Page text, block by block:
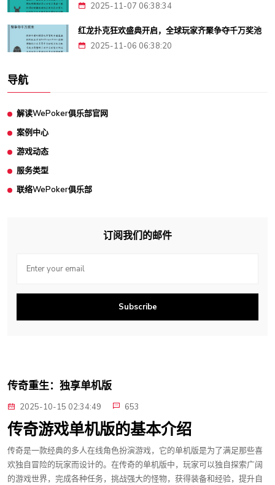
2025-11-07 06:38:34
红龙扑克狂欢盛典开启，全球玩家齐聚争夺千万奖池
2025-11-06 06:38:20
导航
解读WePoker俱乐部官网
案例中心
游戏动态
服务类型
联络WePoker俱乐部
订阅我们的邮件
Subscribe
传奇重生：独享单机版
2025-10-15 02:34:49 653
传奇游戏单机版的基本介绍
传奇是一款经典的多人在线角色扮演游戏，它的单机版是为了满足那些喜
欢独自冒险的玩家而设计的。在传奇的单机版中，玩家可以独自探索广阔
的游戏世界，完成各种任务，挑战强大的怪物，获得装备和经验，提升自